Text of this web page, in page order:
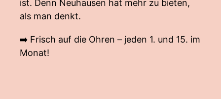
ist. Denn Neuhausen hat mehr zu bieten,
als man denkt.
➡️ Frisch auf die Ohren – jeden 1. und 15. im
Monat!